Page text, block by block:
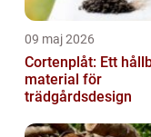
09 maj 2026
Cortenplåt: Ett
material för
trädgårdsdesign